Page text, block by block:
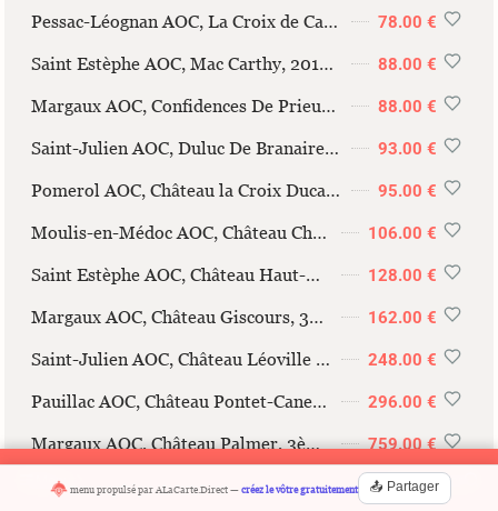
Pessac-Léognan AOC, La Croix de Carbonnieux, 2019, 75cl 78.00 €
Saint Estèphe AOC, Mac Carthy, 2017, 75cl 88.00 €
Margaux AOC, Confidences De Prieuré-Lichine, 2020, 75cl 88.00 €
Saint-Julien AOC, Duluc De Branaire-Ducru, 2017, 75cl 93.00 €
Pomerol AOC, Château la Croix Ducasse, 2019, 75cl 95.00 €
Moulis-en-Médoc AOC, Château Chasse Spleen, 2019, 75cl 106.00 €
Saint Estèphe AOC, Château Haut-Marbuzet, 2018, 75cl 128.00 €
Margaux AOC, Château Giscours, 3ème Gd Cru Classé de 1855 2019 75cl 162.00 €
Saint-Julien AOC, Château Léoville Barton, 2ème Grand Cru Classé de 1855, 2018, 75cl 248.00 €
Pauillac AOC, Château Pontet-Canet, 5ème Grand Cru Classé de 1855, BIO 2020, 75cl 296.00 €
Margaux AOC, Château Palmer, 3ème Gd Cru Classé de 1855 2012 75cl 759.00 €
Menu Rechercher
menu propulsé parALaCarte.Direct—créez le vôtre gratuitement 📤 Partager